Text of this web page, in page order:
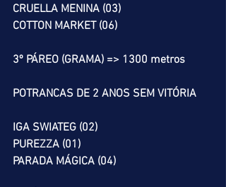
CRUELLA MENINA (03)
COTTON MARKET (06)
3º PÁREO (GRAMA) => 1300 metros
POTRANCAS DE 2 ANOS SEM VITÓRIA
IGA SWIATEG (02)
PUREZZA (01)
PARADA MÁGICA (04)